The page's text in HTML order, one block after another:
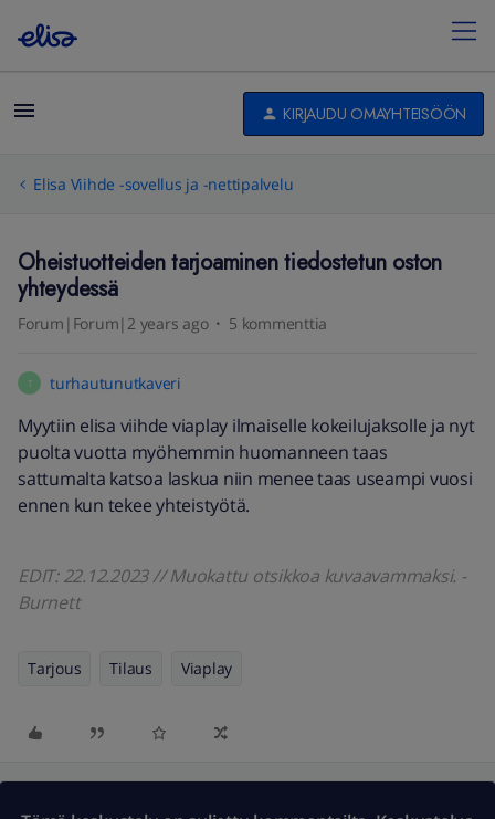
KIRJAUDU OMAYHTEISÖÖN
Elisa Viihde -sovellus ja -nettipalvelu
Oheistuotteiden tarjoaminen tiedostetun oston
yhteydessä
Forum|Forum|2 years ago 5 kommenttia
T turhautunutkaveri
Myytiin elisa viihde viaplay ilmaiselle kokeilujaksolle ja nyt
puolta vuotta myöhemmin huomanneen taas
sattumalta katsoa laskua niin menee taas useampi vuosi
ennen kun tekee yhteistyötä.
EDIT: 22.12.2023 // Muokattu otsikkoa kuvaavammaksi. -
Burnett
Tarjous Tilaus Viaplay